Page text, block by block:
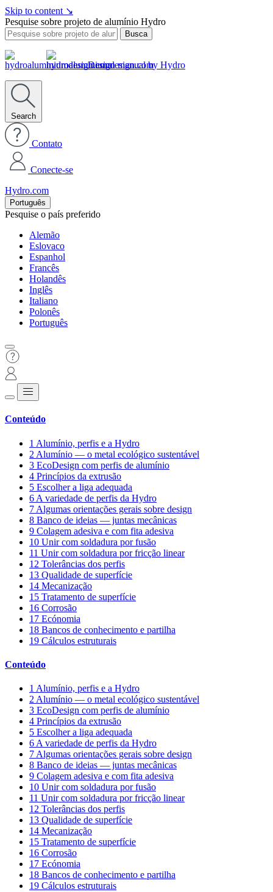
Skip to content ↘
Pesquise sobre projeto de alumínio Hydro
Busca
Design manual by Hydro
Search
Contato
Conecte-se
Hydro.com
Português
Pesquise o país preferido
Alemão
Eslovaco
Espanhol
Francês
Holandês
Inglês
Italiano
Polonês
Português
Conteúdo
1 Alumínio, perfis e a Hydro
2 Alumínio — o metal ecológico sustentável
3 EcoDesign com perfis de alumínio
4 Princípios da extrusão
5 Escolher a liga adequada
6 A variedade de perfis da Hydro
7 Algumas orientações gerais sobre design
8 Banco de ideias — juntas mecânicas
9 Colagem adesiva e com fita adesiva
10 Unir com soldadura por fusão
11 Unir com soldadura por fricção linear
12 Tolerâncias dos perfis
13 Qualidade de superfície
14 Mecanização
15 Tratamento de superfície
16 Corrosão
17 Ecónomia
18 Bancos de conhecimento e partilha
19 Cálculos estruturais
Conteúdo
1 Alumínio, perfis e a Hydro
2 Alumínio — o metal ecológico sustentável
3 EcoDesign com perfis de alumínio
4 Princípios da extrusão
5 Escolher a liga adequada
6 A variedade de perfis da Hydro
7 Algumas orientações gerais sobre design
8 Banco de ideias — juntas mecânicas
9 Colagem adesiva e com fita adesiva
10 Unir com soldadura por fusão
11 Unir com soldadura por fricção linear
12 Tolerâncias dos perfis
13 Qualidade de superfície
14 Mecanização
15 Tratamento de superfície
16 Corrosão
17 Ecónomia
18 Bancos de conhecimento e partilha
19 Cálculos estruturais